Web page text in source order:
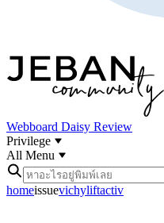
Webboard Daisy Review
Privilege
All Menu
homeissuevichyliftactiv